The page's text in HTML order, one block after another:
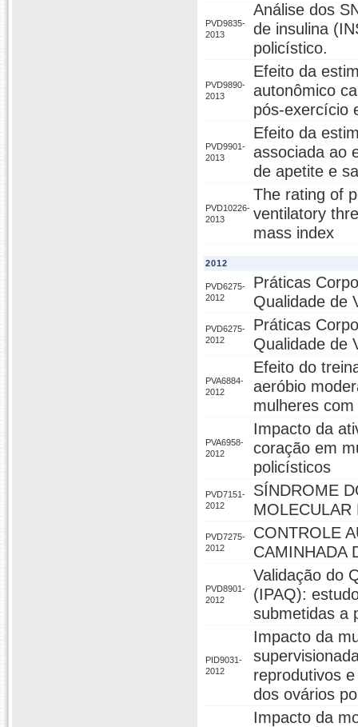
PVD9835-
2013
Análise dos
de insulina
policístico.
PVD9890-
2013
Efeito da
autonômico
pós-exercício
PVD9901-
2013
Efeito da
associada ao
de apetite e
PVD10226-
2013
The rating of
ventilatory
mass index
2012
PVD6275-
2012
Práticas
Qualidade de
PVD6275-
2012
Práticas
Qualidade de
PVA6884-
2012
Efeito do
aeróbio
mulheres
PVA6958-
2012
Impacto da
coração em
policísticos
PVD7151-
2012
SÍNDROME
MOLECULAR
PVD7275-
2012
CONTROLE
CAMINHADA
PVD8901-
2012
Validação do
(IPAQ):
submetidas a
PID9031-
2012
Impacto da
reprodutivos
dos ovários
Impacto da